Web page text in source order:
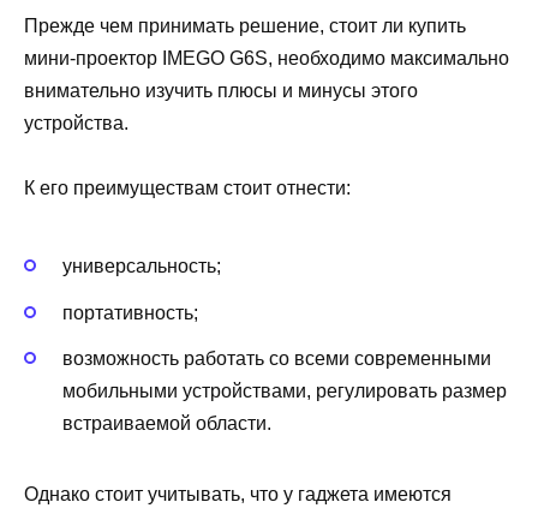
Прежде чем принимать решение, стоит ли купить
мини-проектор IMEGO G6S, необходимо максимально
внимательно изучить плюсы и минусы этого
устройства.
К его преимуществам стоит отнести:
универсальность;
портативность;
возможность работать со всеми современными
мобильными устройствами, регулировать размер
встраиваемой области.
Однако стоит учитывать, что у гаджета имеются